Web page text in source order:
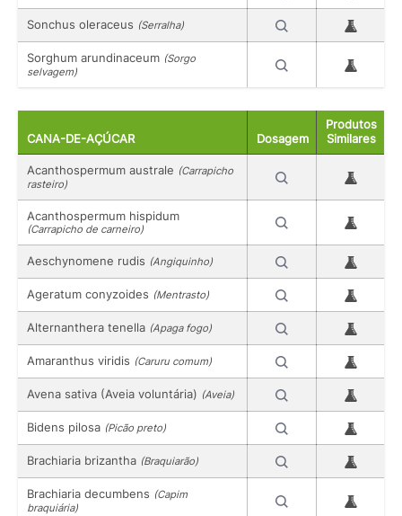
Sonchus oleraceus (Serralha)
Sorghum arundinaceum (Sorgo
selvagem)
CANA-DE-AÇÚCAR Dosagem
Produtos
Similares
Acanthospermum australe (Carrapicho
rasteiro)
Acanthospermum hispidum
(Carrapicho de carneiro)
Aeschynomene rudis (Angiquinho)
Ageratum conyzoides (Mentrasto)
Alternanthera tenella (Apaga fogo)
Amaranthus viridis (Caruru comum)
Avena sativa (Aveia voluntária) (Aveia)
Bidens pilosa (Picão preto)
Brachiaria brizantha (Braquiarão)
Brachiaria decumbens (Capim
braquiária)